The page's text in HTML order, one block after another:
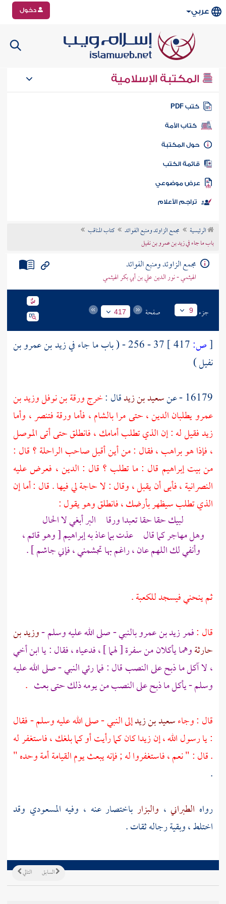
عربي دخول
المكتبة الإسلامية
كتب PDF
كتاب الأمة
المكتبة
الكتب
موضوعي
تراجم الأعلام
الرئيسية مجمع الزاوئد ومنبع الفوائد
كتاب المناقب
باب ما جاء في زيد بن عمرو بن نفيل
مجمع الزاوئد ومنبع الفوائد
الهيثمي - نور الدين علي بن أبي بكر الهيثمي
جزء 9 صفحة 417
[ص: 37 - 256 - ( باب ما جاء في
زيد بن عمرو بن
نفيل)
16179 - عن
سعيد بن زيدقال :خرجورقة بن نوفلوزيد بن
عمرويطلبان الدين ، حتى مرابالشام، فأماورقةفتنصر ، وأما
زيدفقيل له : إن الذي تطلب أمامك ، فانطلق حتى أتىالموصل
، فإذا هو براهب ، فقال : من أين أقبل صاحب الراحلة ؟ قال :
من بيتإبراهيم قال : ما تطلب ؟ قال : الدين ، فعرض عليه
النصرانية ، فأبى أن يقبل ، وقال : لا حاجة لي فيها . قال : أما إن
الذي تطلب سيظهر بأرضك ، فانطلق وهو يقول :
لبيك حقا حقا تعبدا ورقا البر أبغي لا الحال
وهل مهاجر كما قال عذت بما عاذ بهإبراهيم[ وهو قائم ،
وأنفي لك اللهم عان ، راغم بها تجشمني ، فإني جاشم ] .
ثم ينحني فيسجدللكعبة.
قال :فمرزيد بن عمروبالنبي - صلى الله عليه وسلم -وزيد بن
حارثةوهما يأكلان من سفرة [ لهما ] ، فدعياه ، فقال : يا ابن أخي
، لا آكل ما ذبح على النصب قال : فما رئي النبي - صلى الله عليه
وسلم - يأكل ما ذبح على النصب من يومه ذلك حتى بعث .
قال : وجاءسعيد بن زيدإلى النبي - صلى الله عليه وسلم - فقال
: يا رسول الله ، إنزيداكان كما رأيت أو كما بلغك ، فاستغفر له
. قال : " نعم ، فاستغفروا له ; فإنه يبعث يوم القيامة أمة وحده "
.
رواه الطبراني ، والبزار باختصار عنه ، وفيه المسعودي وقد
اختلط ، وبقية رجاله ثقات .
التالي السابق